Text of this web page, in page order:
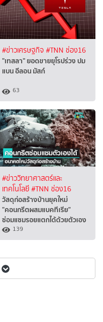
#ข่าวเศรษฐกิจ #TNN ช่อง16
"เทสลา" ยอดขายยุโรปร่วง ปม
แบน อีลอน มัสก์
63
#ข่าววิทยาศาสตร์และ
เทคโนโลยี#TNN ช่อง16
วัสดุก่อสร้างบ้านยุคใหม่
"คอนกรีตผสมแบคทีเรีย"
ซ่อมแซมรอยแตกได้ด้วยตัวเอง
139